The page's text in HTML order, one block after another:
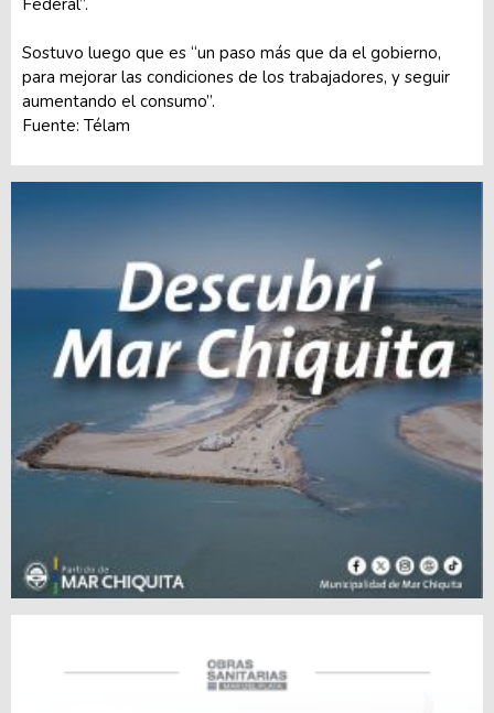
Sostuvo luego que es “un paso más que da el gobierno,
para mejorar las condiciones de los trabajadores, y seguir
aumentando el consumo”.
Fuente: Télam